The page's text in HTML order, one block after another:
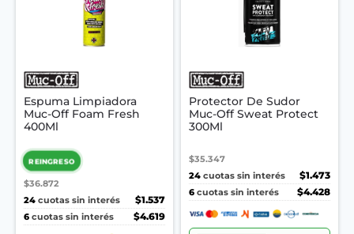
Espuma Limpiadora
Muc-Off Foam Fresh
400Ml
REINGRESO
$36.872
24 cuotas sin interés
$1.537
6 cuotas sin interés $4.619
Protector De Sudor
Muc-Off Sweat Protect
300Ml
$35.347
24 cuotas sin interés
$1.473
6 cuotas sin interés $4.428